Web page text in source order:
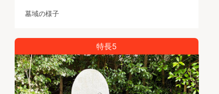
墓域の様子
特長5